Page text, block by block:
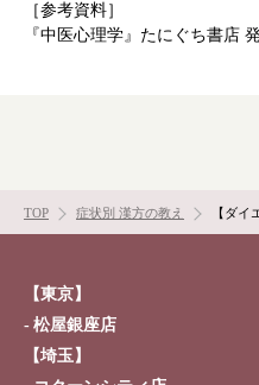
［参考資料］
『中医心理学』たにぐち書店
TOP 症状別 漢方の教え 【ダイ
【東京】
松屋銀座店
【埼玉】